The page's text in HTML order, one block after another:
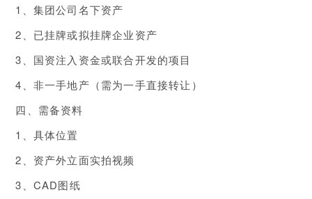
1、集团公司名下资产
2、已挂牌或拟挂牌企业资产
3、国资注入资金或联合开发的项目
4、非一手地产（需为一手直接转让）
四、需备资料
1、具体位置
2、资产外立面实拍视频
3、CAD图纸